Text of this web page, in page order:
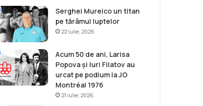
Serghei Mureico un titan
pe tărâmul luptelor
22 iulie, 2026
Acum 50 de ani, Larisa
Popova și Iuri Filatov au
urcat pe podium la JO
Montréal 1976
21 iulie, 2026